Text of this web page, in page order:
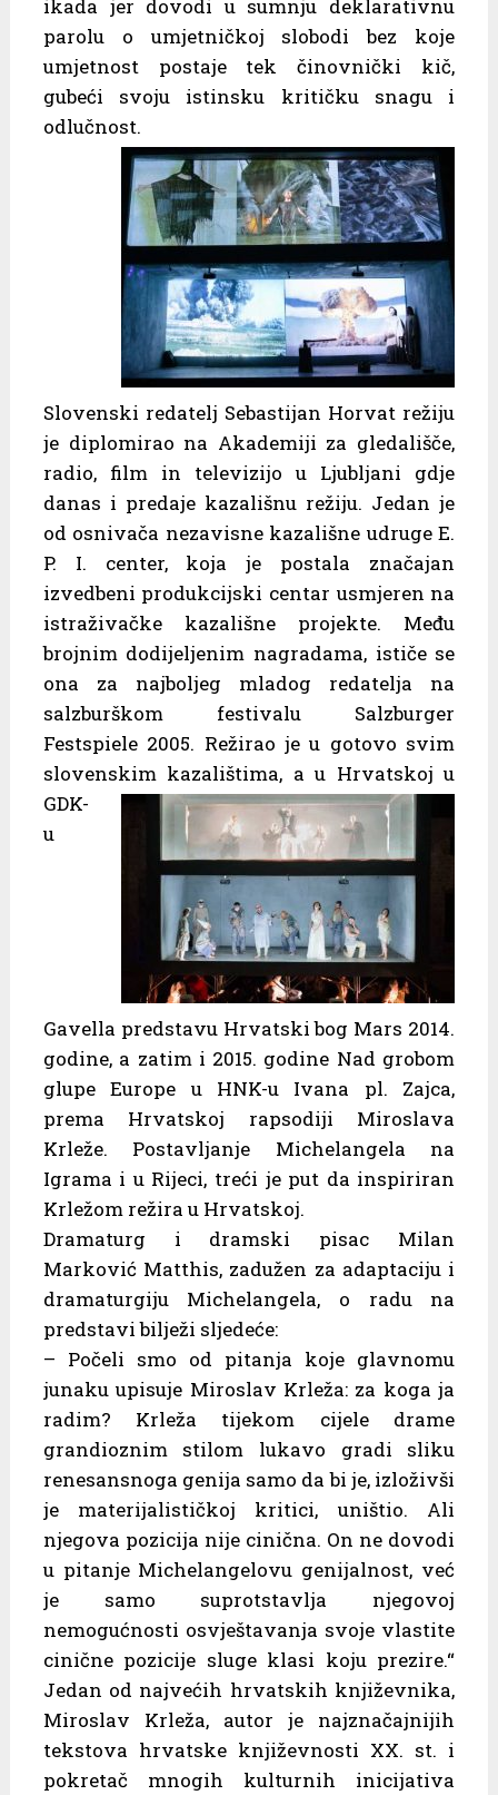
ikada jer dovodi u sumnju deklarativnu
parolu o umjetničkoj slobodi bez koje
umjetnost postaje tek činovnički kič,
gubeći svoju istinsku kritičku snagu i
odlučnost.
Slovenski redatelj Sebastijan Horvat režiju
je diplomirao na Akademiji za gledališče,
radio, film in televizijo u Ljubljani gdje
danas i predaje kazališnu režiju. Jedan je
od osnivača nezavisne kazališne udruge E.
P. I. center, koja je postala značajan
izvedbeni produkcijski centar usmjeren na
istraživačke kazališne projekte. Među
brojnim dodijeljenim nagradama, ističe se
ona za najboljeg mladog redatelja na
salzburškom festivalu Salzburger
Festspiele 2005. Režirao je u gotovo svim
slovenskim kazalištima, a u Hrvatskoj u
GDK-
u
Gavella predstavu Hrvatski bog Mars 2014.
godine, a zatim i 2015. godine Nad grobom
glupe Europe u HNK-u Ivana pl. Zajca,
prema Hrvatskoj rapsodiji Miroslava
Krleže. Postavljanje Michelangela na
Igrama i u Rijeci, treći je put da inspiriran
Krležom režira u Hrvatskoj.
Dramaturg i dramski pisac Milan
Marković Matthis, zadužen za adaptaciju i
dramaturgiju Michelangela, o radu na
predstavi bilježi sljedeće:
– Počeli smo od pitanja koje glavnomu
junaku upisuje Miroslav Krleža: za koga ja
radim? Krleža tijekom cijele drame
grandioznim stilom lukavo gradi sliku
renesansnoga genija samo da bi je, izloživši
je materijalističkoj kritici, uništio. Ali
njegova pozicija nije cinična. On ne dovodi
u pitanje Michelangelovu genijalnost, već
je samo suprotstavlja njegovoj
nemogućnosti osvještavanja svoje vlastite
cinične pozicije sluge klasi koju prezire.“
Jedan od najvećih hrvatskih književnika,
Miroslav Krleža, autor je najznačajnijih
tekstova hrvatske književnosti XX. st. i
pokretač mnogih kulturnih inicijativa